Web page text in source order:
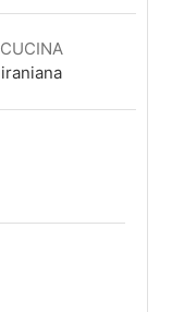
CUCINA
iraniana